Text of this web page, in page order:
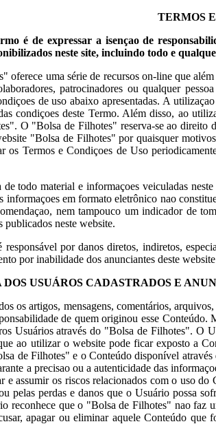
TERMOS
é de expressar a isençao de
neste site, incluindo todo e
oferece uma série de recursos on-line que
patrocinadores ou qualquer
de uso abaixo apresentadas. A
condiçoes deste Termo. Além disso, ao
O "Bolsa de Filhotes" reserva-se ao direito
"Bolsa de Filhotes" por quaisquer
os Termos e Condiçoes de Uso
de todo material e informaçoes veiculadas
informaçoes em formato eletrônico nao
nem tampouco um indicador de
neste website.
por danos diretos, indiretos,
por inabilidade dos anunciantes deste
USUÁROS CADASTRADOS E
os artigos, mensagens, comentários,
de quem originou esse
Usuários através do "Bolsa de Filhotes". O
ao utilizar o website pode ficar exposto a
de Filhotes" e o Conteúdo disponível
a precisao ou a autenticidade das
e assumir os riscos relacionados com o uso
pelas perdas e danos que o Usuário possa
reconhece que o "Bolsa de Filhotes" nao faz
apagar ou eliminar aquele Conteúdo